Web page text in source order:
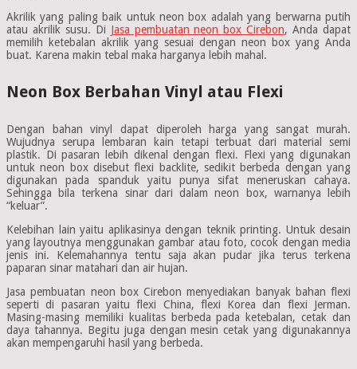
Akrilik yang paling baik untuk neon box adalah yang berwarna putih
atau akrilik susu. Di Jasa pembuatan neon box Cirebon, Anda dapat
memilih ketebalan akrilik yang sesuai dengan neon box yang Anda
buat. Karena makin tebal maka harganya lebih mahal.
Neon Box Berbahan Vinyl atau Flexi
Dengan bahan vinyl dapat diperoleh harga yang sangat murah.
Wujudnya serupa lembaran kain tetapi terbuat dari material semi
plastik. Di pasaran lebih dikenal dengan flexi. Flexi yang digunakan
untuk neon box disebut flexi backlite, sedikit berbeda dengan yang
digunakan pada spanduk yaitu punya sifat meneruskan cahaya.
Sehingga bila terkena sinar dari dalam neon box, warnanya lebih
“keluar”.
Kelebihan lain yaitu aplikasinya dengan teknik printing. Untuk desain
yang layoutnya menggunakan gambar atau foto, cocok dengan media
jenis ini. Kelemahannya tentu saja akan pudar jika terus terkena
paparan sinar matahari dan air hujan.
Jasa pembuatan neon box Cirebon menyediakan banyak bahan flexi
seperti di pasaran yaitu flexi China, flexi Korea dan flexi Jerman.
Masing-masing memiliki kualitas berbeda pada ketebalan, cetak dan
daya tahannya. Begitu juga dengan mesin cetak yang digunakannya
akan mempengaruhi hasil yang berbeda.